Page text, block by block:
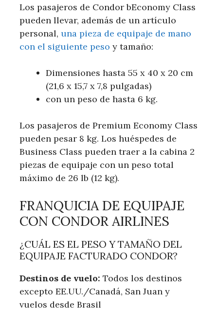
Los pasajeros de Condor bEconomy Class
pueden llevar, además de un artículo
personal, una pieza de equipaje de mano
con el siguiente peso y tamaño:
Dimensiones hasta 55 x 40 x 20 cm
(21,6 x 15,7 x 7,8 pulgadas)
con un peso de hasta 6 kg.
Los pasajeros de Premium Economy Class
pueden pesar 8 kg. Los huéspedes de
Business Class pueden traer a la cabina 2
piezas de equipaje con un peso total
máximo de 26 lb (12 kg).
FRANQUICIA DE EQUIPAJE
CON CONDOR AIRLINES
¿CUÁL ES EL PESO Y TAMAÑO DEL
EQUIPAJE FACTURADO CONDOR?
Destinos de vuelo: Todos los destinos
excepto EE.UU./Canadá, San Juan y
vuelos desde Brasil